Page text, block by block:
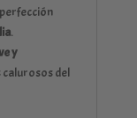
.
y
calurosos del